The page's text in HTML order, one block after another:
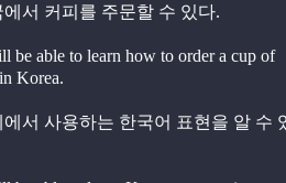
에서 커피를 주문할 수 있다.
be able to learn how to order a cup of
Korea.
에서 사용하는 한국어 표현을 알 수